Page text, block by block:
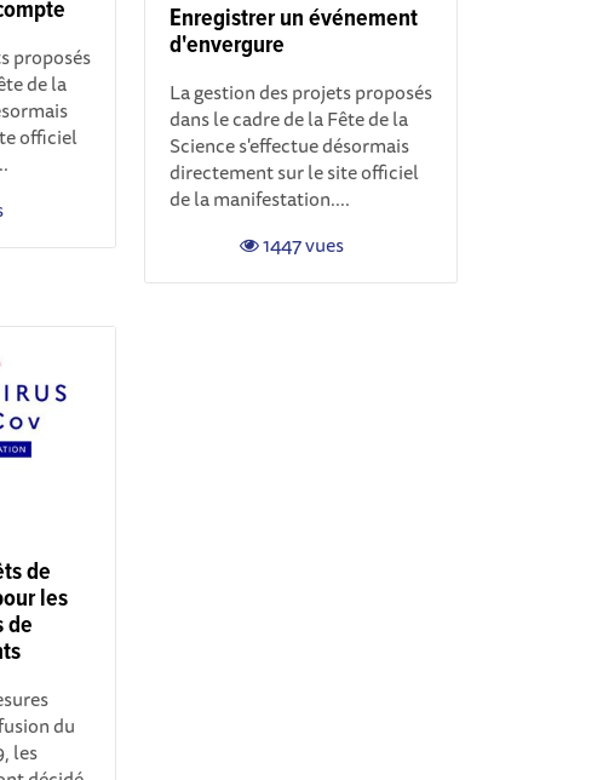
proposés
de la
officiel
Enregistrer un événement
d'envergure
La gestion des projets proposés
dans le cadre de la Fête de la
Science s'effectue désormais
directement sur le site officiel
de la manifestation....
1447 vues
de
les
de
du
les